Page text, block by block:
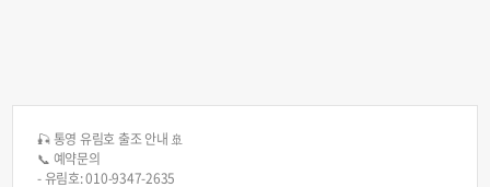
🎣 통영 유림호 출조 안내 🚢
📞 예약문의
- 유림호: 010-9347-2635